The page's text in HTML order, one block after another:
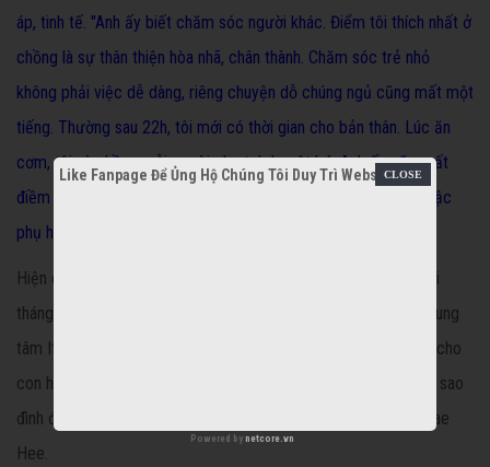
áp, tinh tế. "Anh ấy biết chăm sóc người khác. Điểm tôi thích nhất ở
chồng là sự thân thiện hòa nhã, chân thành. Chăm sóc trẻ nhỏ
không phải việc dễ dàng, riêng chuyện dỗ chúng ngủ cũng mất một
tiếng. Thường sau 22h, tôi mới có thời gian cho bản thân. Lúc ăn
cơm, tôi và chồng mỗi người phụ trách một bé. Anh ấy cũng rất
điềm đạm khi dạy bảo con cái, có lẽ chúng tôi đều là những bậc
phụ huynh không biết giận dữ", cô nói.
Hiện con song sinh của vợ chồng minh tinh đã vào lớp một. Vài
tháng trước, gia đình cô quyết định chuyển từ nông thôn lên trung
tâm Itaewon - phố Tây của thủ đô Seoul (Hàn Quốc) - để tiện cho
con học tập. Khu nhà giàu này cũng là chốn đi về của các cặp sao
đình đám như: Song Hye Kyo - Song Joong Ki, Bi Rain - Kim Tae
Hee.
Like Fanpage Để Ủng Hộ Chúng Tôi Duy Trì Website
Powered by netcore.vn